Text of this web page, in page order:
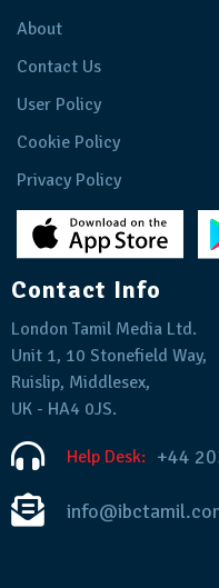
About
Contact Us
User Policy
Cookie Policy
Privacy Policy
Contact Info
London Tamil Media Ltd.
Unit 1, 10 Stonefield Way,
Ruislip, Middlesex,
UK - HA4 0JS.
Help Desk: +44